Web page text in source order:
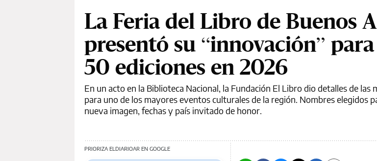
La Feria del Libro de Buenos
presentó su “innovación”
50 ediciones en 2026
En un acto en la Biblioteca Nacional, la Fundación El Libro dio detalles de las
para uno de los mayores eventos culturales de la región. Nombres elegidos
nueva imagen, fechas y país invitado de honor.
PRIORIZA ELDIARIOAR EN GOOGLE